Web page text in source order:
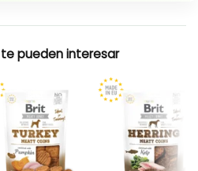
pueden interesar